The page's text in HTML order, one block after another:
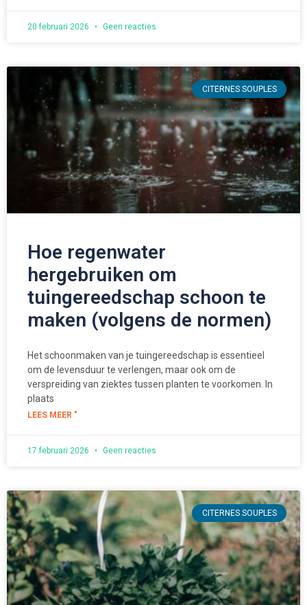
20 februari 2026 Geen reacties
CITERNES SOUPLES
Hoe regenwater
hergebruiken om
tuingereedschap schoon te
maken (volgens de normen)
Het schoonmaken van je tuingereedschap is essentieel
om de levensduur te verlengen, maar ook om de
verspreiding van ziektes tussen planten te voorkomen. In
plaats
LEES MEER "
17 februari 2026 Geen reacties
CITERNES SOUPLES